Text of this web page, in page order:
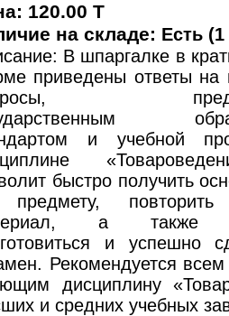
120.00 T
на складе: Есть
В шпаргалке в
приведены ответы на
и учебной
быстро получить
повторить
а также
и успешно
Рекомендуется
дисциплину
и средних учебных